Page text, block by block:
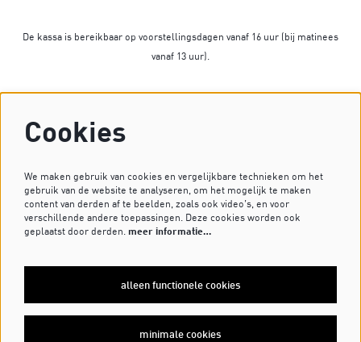
De kassa is bereikbaar op voorstellingsdagen vanaf 16 uur (bij matinees
vanaf 13 uur).
Heb je vragen? Stuur dan een mailtje naar
VOLG ONS OP
MELD JE AAN VOOR DE NIEUWSBRIEF
Cookies
We maken gebruik van cookies en vergelijkbare technieken om het
gebruik van de website te analyseren, om het mogelijk te maken
content van derden af te beelden, zoals ook video’s, en voor
verschillende andere toepassingen. Deze cookies worden ook
geplaatst door derden. meer informatie…
alleen functionele cookies
minimale cookies